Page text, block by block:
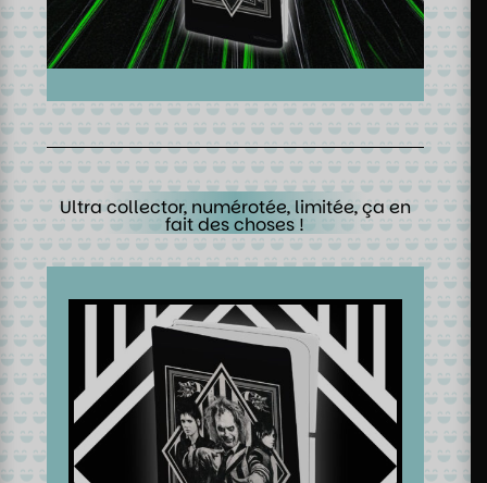
Ultra collector, numérotée, limitée, ça en
fait des choses !